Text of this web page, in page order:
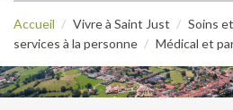
Accueil Vivre à Saint Just
Soins et
services à la personne
Médical et